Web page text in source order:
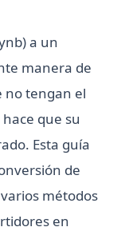
a un
manera de
no tengan el
que su
Esta guía
de
métodos
en